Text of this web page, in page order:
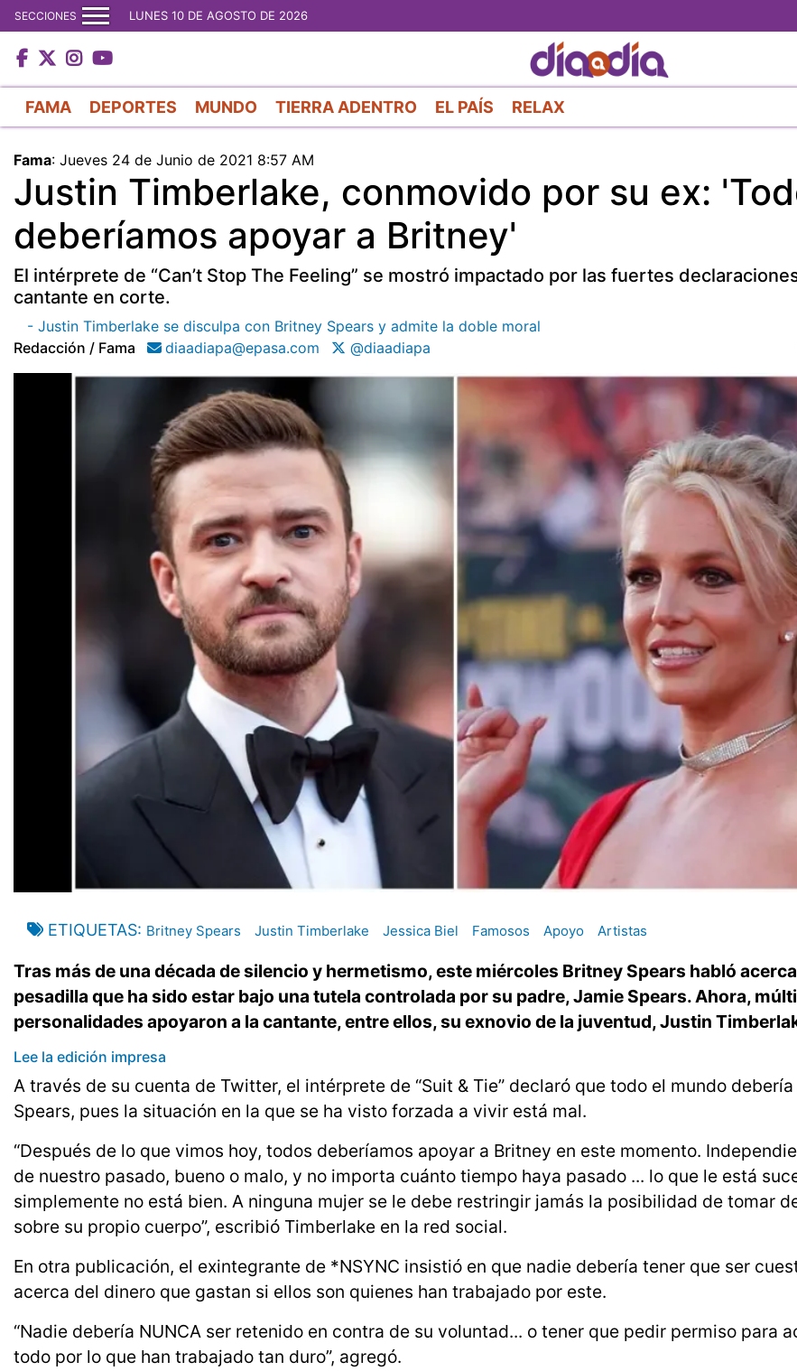
al
contenido
principal
SECCIONES LUNES 10 DE AGOSTO DE 2026
FAMA DEPORTES MUNDO TIERRA ADENTRO EL PAÍS RELAX
Fama: Jueves 24 de Junio de 2021 8:57 AM
Justin Timberlake, conmovido por su ex:
deberíamos apoyar a Britney'
El intérprete de “Can’t Stop The Feeling” se mostró impactado por las fuertes
cantante en corte.
- Justin Timberlake se disculpa con Britney Spears y admite la doble moral
Redacción / Fama
diaadiapa@epasa.com @diaadiapa
ETIQUETAS Britney Spears Justin Timberlake Jessica Biel Famosos Apoyo Artistas
Tras más de una década de silencio y hermetismo, este miércoles Britney Spears habló
pesadilla que ha sido estar bajo una tutela controlada por su padre, Jamie Spears. Ahora,
personalidades apoyaron a la cantante, entre ellos, su exnovio de la juventud, Justin
Lee la edición impresa
A través de su cuenta de Twitter, el intérprete de “Suit & Tie” declaró que todo el mundo
Spears, pues la situación en la que se ha visto forzada a vivir está mal.
“Después de lo que vimos hoy, todos deberíamos apoyar a Britney en este momento.
de nuestro pasado, bueno o malo, y no importa cuánto tiempo haya pasado ... lo que le está
simplemente no está bien. A ninguna mujer se le debe restringir jamás la posibilidad de tomar
sobre su propio cuerpo”, escribió Timberlake en la red social.
En otra publicación, el exintegrante de *NSYNC insistió en que nadie debería tener que ser
acerca del dinero que gastan si ellos son quienes han trabajado por este.
“Nadie debería NUNCA ser retenido en contra de su voluntad... o tener que pedir permiso para
todo por lo que han trabajado tan duro”, agregó.